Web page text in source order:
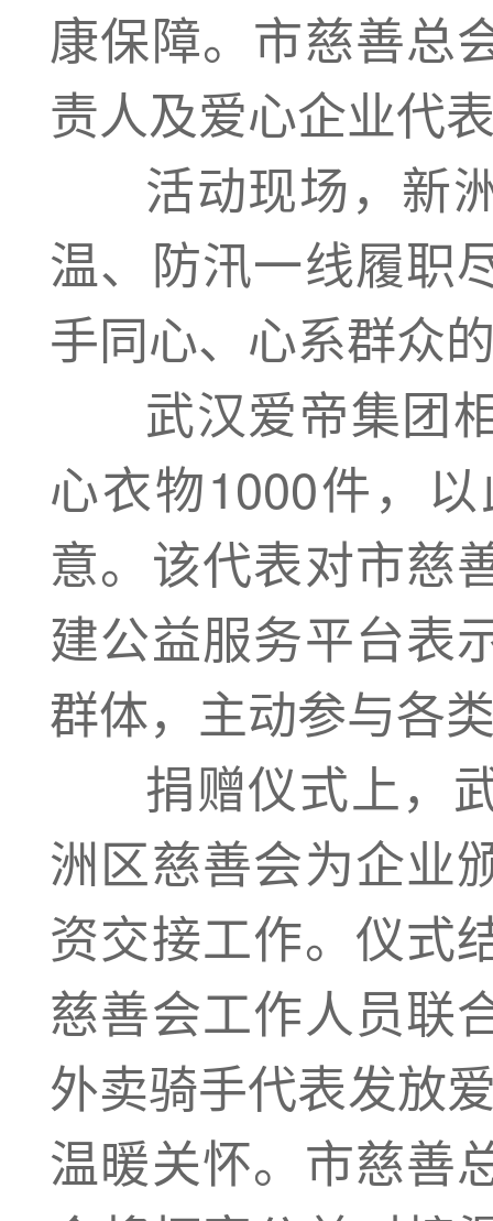
康保障。市慈善总
责人及爱心企业代
活动现场，新洲
温、防汛一线履职
手同心、心系群众
武汉爱帝集团相
心衣物1000件，
意。该代表对市慈
建公益服务平台表
群体，主动参与各
捐赠仪式上，武
洲区慈善会为企业
资交接工作。仪式
慈善会工作人员联
外卖骑手代表发放
温暖关怀。市慈善